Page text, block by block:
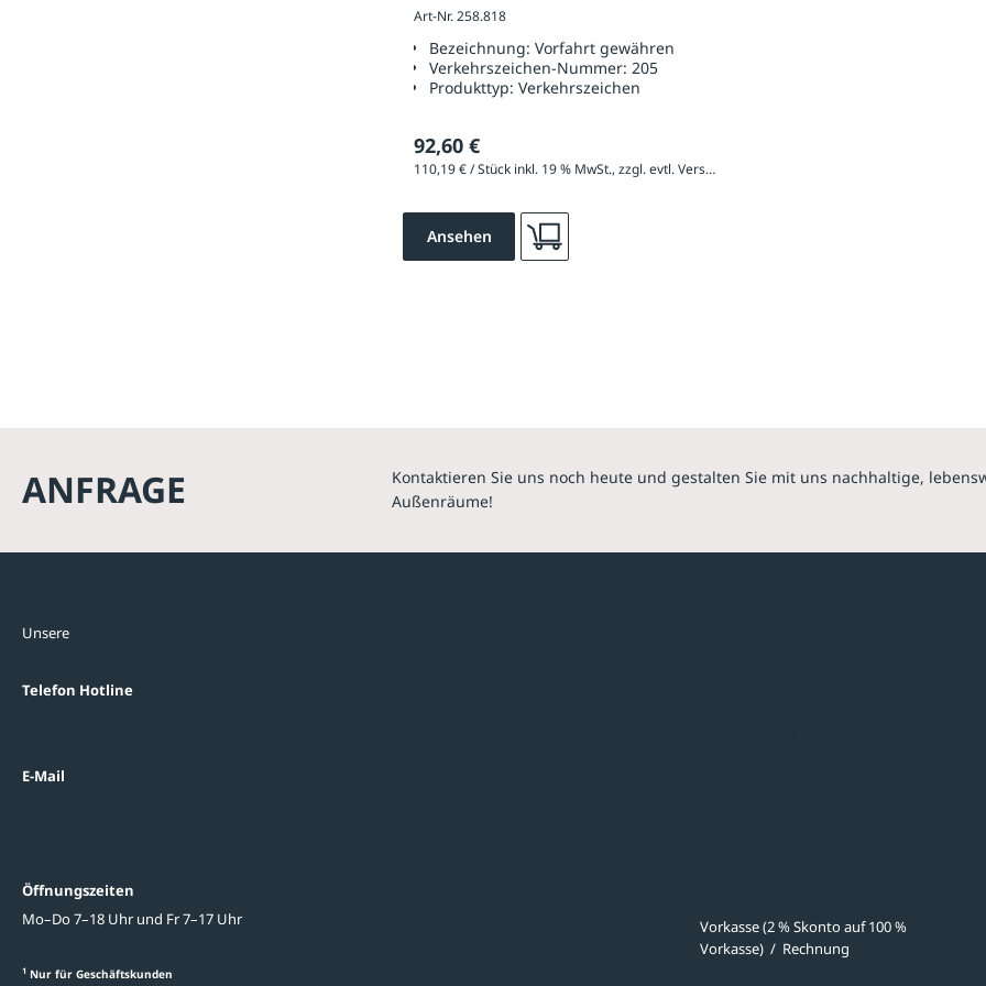
Seitenlänge 900 mm, RA 2
Art-Nr. 258.818
Bezeichnung: Vorfahrt gewähren
Verkehrszeichen-Nummer: 205
Produkttyp: Verkehrszeichen
92,60 €
110,19 € / Stück inkl. 19 % MwSt., zzgl. evtl. Versandkosten
Ansehen
ANFRAGE
Kontaktieren Sie uns noch heute und gestalten Sie mit uns nachhaltige,
Außenräume!
Unsere
Telefon Hotline
E-Mail
Öffnungszeiten
Mo–Do 7–18 Uhr und Fr 7–17 Uhr
1 Nur für Geschäftskunden
Vorkasse (2 % Skonto auf 100 %
Vorkasse) / Rechnung